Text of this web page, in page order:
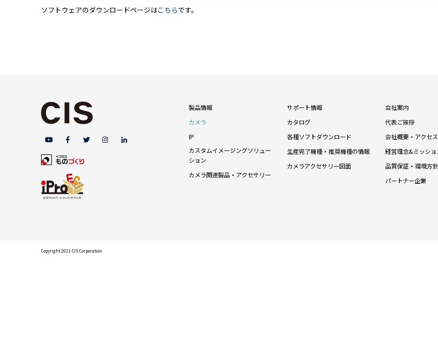
ソフトウェアのダウンロードページはこちらです。
製品情報
カメラ
IP
カスタムイメージングソリュー
ション
カメラ関連製品・アクセサリー
サポート情報
カタログ
各種ソフトダウンロード
生産完了機種・推奨機種の情報
カメラアクセサリー図面
会社案内
代表ご挨拶
会社概要・アクセス
経営理念&ミッショ
品質保証・環境方針
パートナー企業
Copyright 2021 CIS Corporation